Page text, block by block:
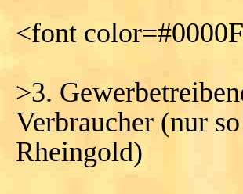
<font
>3.
Verbraucher (nur
Rheingold)